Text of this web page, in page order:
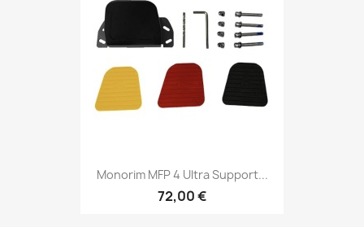
Monorim MFP 4 Ultra Support...
72,00 €